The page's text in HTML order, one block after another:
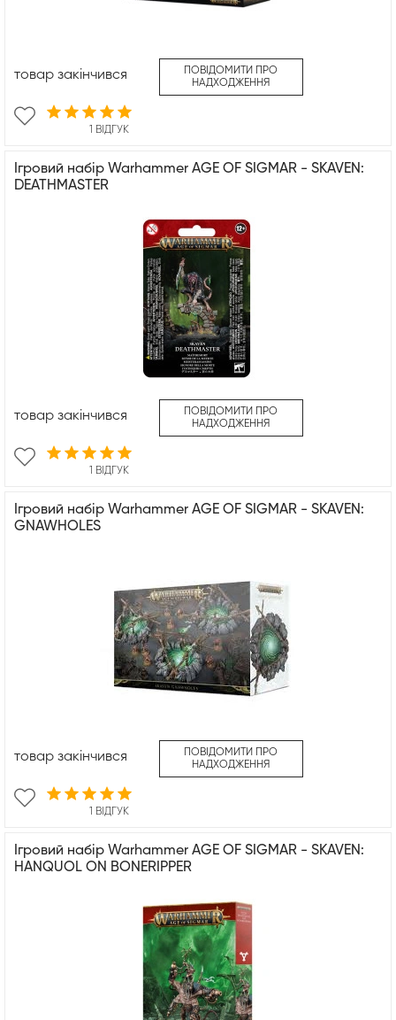
1 ВІДГУК
товар закінчився
ПОВІДОМИТИ ПРО
НАДХОДЖЕННЯ
Ігровий набір Warhammer AGE OF SIGMAR - SKAVEN:
DEATHMASTER
1 ВІДГУК
товар закінчився
ПОВІДОМИТИ ПРО
НАДХОДЖЕННЯ
Ігровий набір Warhammer AGE OF SIGMAR - SKAVEN:
GNAWHOLES
1 ВІДГУК
товар закінчився
ПОВІДОМИТИ ПРО
НАДХОДЖЕННЯ
Ігровий набір Warhammer AGE OF SIGMAR - SKAVEN:
HANQUOL ON BONERIPPER